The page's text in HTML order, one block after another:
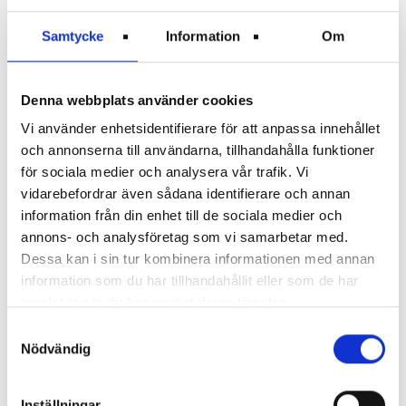
Samtycke Information Om
Denna webbplats använder cookies
Vi använder enhetsidentifierare för att anpassa innehållet
och annonserna till användarna, tillhandahålla funktioner
för sociala medier och analysera vår trafik. Vi
vidarebefordrar även sådana identifierare och annan
information från din enhet till de sociala medier och
annons- och analysföretag som vi samarbetar med.
Dessa kan i sin tur kombinera informationen med annan
information som du har tillhandahållit eller som de har
Nödvändig
Hund som skäller enstaka gånger.
Tvättmaskin som används sent eller på natten vid
enstaka tillfällen.
Vattenledningar som brusar.
Rök från cigaretter, vattenpipa eller rökelse i hus
där det är tillåtet att röka.
Flytt av möbler vid enstaka tillfällen.
Gör så här om du blir störd
När du upplever störningar bör du börja med att
prata med den som stör. Ofta går det att lösa
problemet.
Om störningarna ändå fortsätter behöver du göra
en serviceanmälan. Det gör du via
Mina sidor